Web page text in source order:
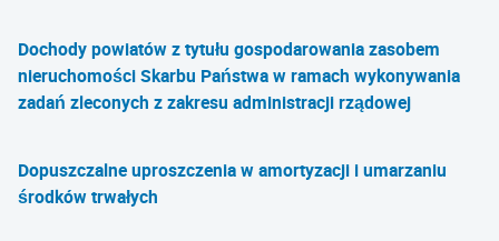
Dochody powiatów z tytułu gospodarowania zasobem
nieruchomości Skarbu Państwa w ramach wykonywania
zadań zleconych z zakresu administracji rządowej
Dopuszczalne uproszczenia w amortyzacji i umarzaniu
środków trwałych